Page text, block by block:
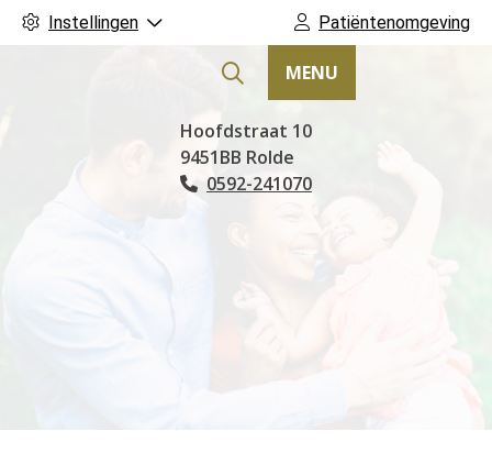
Instellingen Patiëntenomgeving
Hoofdmenu
MENU
Hoofdstraat 10
9451BB Rolde
Tel:
0592-241070